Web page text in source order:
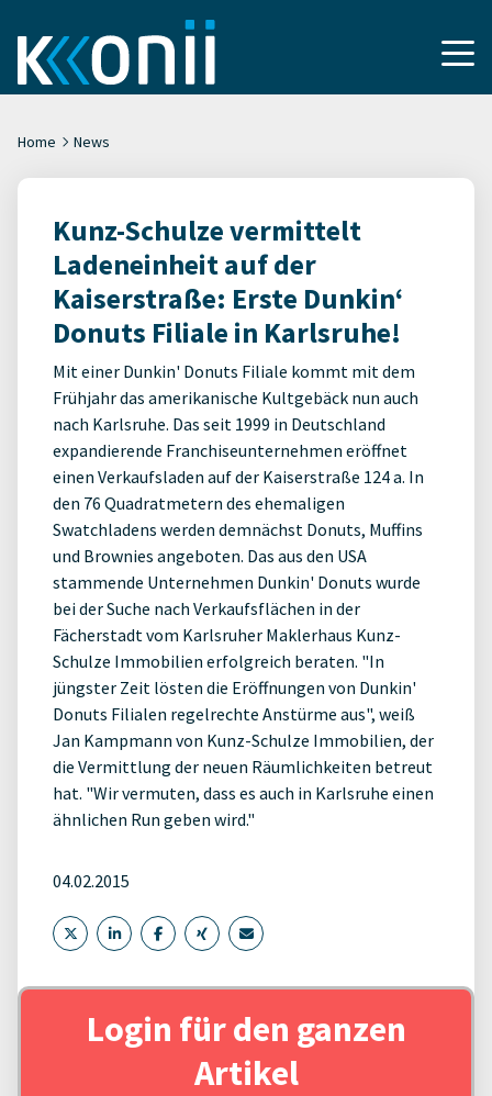
Home News
Kunz-Schulze vermittelt
Ladeneinheit auf der
Kaiserstraße: Erste Dunkin‘
Donuts Filiale in Karlsruhe!
Mit einer Dunkin' Donuts Filiale kommt mit dem
Frühjahr das amerikanische Kultgebäck nun auch
nach Karlsruhe. Das seit 1999 in Deutschland
expandierende Franchiseunternehmen eröffnet
einen Verkaufsladen auf der Kaiserstraße 124 a. In
den 76 Quadratmetern des ehemaligen
Swatchladens werden demnächst Donuts, Muffins
und Brownies angeboten. Das aus den USA
stammende Unternehmen Dunkin' Donuts wurde
bei der Suche nach Verkaufsflächen in der
Fächerstadt vom Karlsruher Maklerhaus Kunz-
Schulze Immobilien erfolgreich beraten. "In
jüngster Zeit lösten die Eröffnungen von Dunkin'
Donuts Filialen regelrechte Anstürme aus", weiß
Jan Kampmann von Kunz-Schulze Immobilien, der
die Vermittlung der neuen Räumlichkeiten betreut
hat. "Wir vermuten, dass es auch in Karlsruhe einen
ähnlichen Run geben wird."
04.02.2015
Login für den ganzen
Artikel